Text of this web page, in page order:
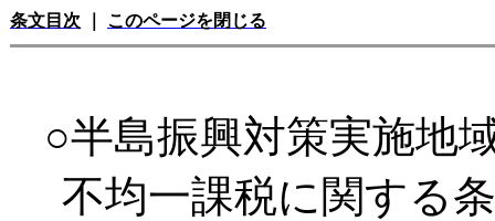
条文目次 このページを閉じる
○半島振興対策実施地
不均一課税に関する